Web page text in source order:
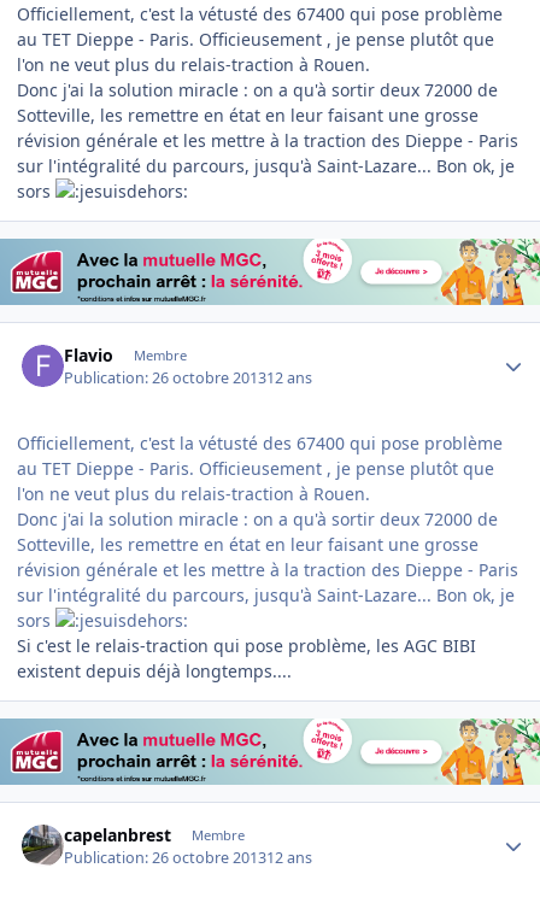
Officiellement, c'est la vétusté des 67400 qui pose problème
au TET Dieppe - Paris. Officieusement , je pense plutôt que
l'on ne veut plus du relais-traction à Rouen.
Donc j'ai la solution miracle : on a qu'à sortir deux 72000 de
Sotteville, les remettre en état en leur faisant une grosse
révision générale et les mettre à la traction des Dieppe - Paris
sur l'intégralité du parcours, jusqu'à Saint-Lazare... Bon ok, je
sors
Flavio Membre
Publication:26 octobre 201312 ans
Officiellement, c'est la vétusté des 67400 qui pose problème
au TET Dieppe - Paris. Officieusement , je pense plutôt que
l'on ne veut plus du relais-traction à Rouen.
Donc j'ai la solution miracle : on a qu'à sortir deux 72000 de
Sotteville, les remettre en état en leur faisant une grosse
révision générale et les mettre à la traction des Dieppe - Paris
sur l'intégralité du parcours, jusqu'à Saint-Lazare... Bon ok, je
sors
Si c'est le relais-traction qui pose problème, les AGC BIBI
existent depuis déjà longtemps....
capelanbrest Membre
Publication:26 octobre 201312 ans